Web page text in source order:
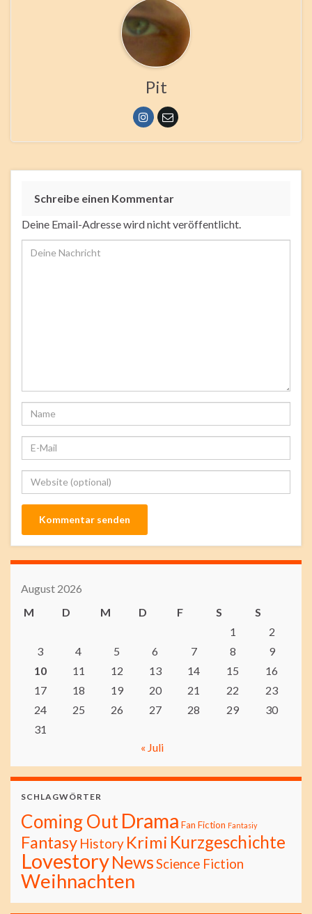
Pit
Schreibe einen Kommentar
Deine Email-Adresse wird nicht veröffentlicht.
August 2026
M
D M D F S
S
1
2
3
4 5 6 7 8
9
10
11 12 13 14 15
16
17
18 19 20 21 22
23
24
25 26 27 28 29
30
31
« Juli
SCHLAGWÖRTER
Coming OutDrama Fan Fiction Fantasiy
Fantasy History Krimi Kurzgeschichte
LovestoryNewsScience Fiction
Weihnachten